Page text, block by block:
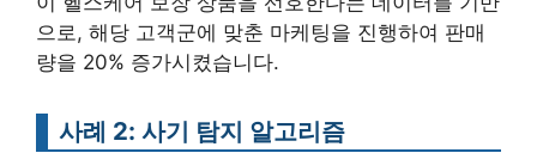
으로, 해당 고객군에 맞춘 마케팅을 진행하여 판매
량을 20% 증가시켰습니다.
사례 2: 사기 탐지 알고리즘